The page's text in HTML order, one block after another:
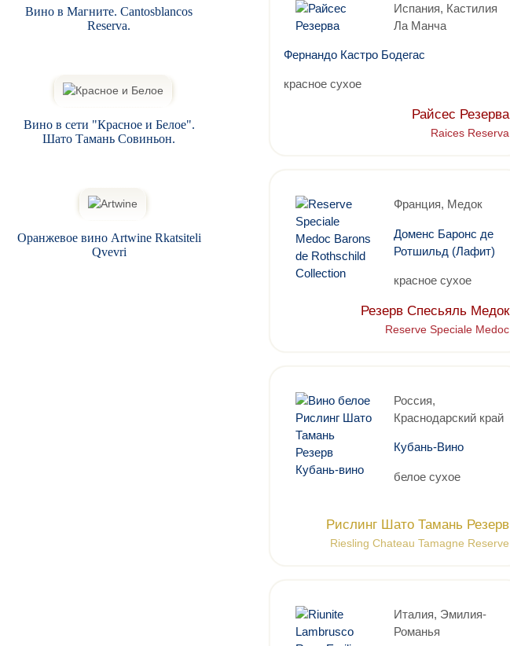
Испания, Кастилия
Ла Манча
Фернандо Кастро Бодегас
красное сухое
Райсес Резерва
Raices Reserva
Франция, Медок
Доменс Баронс де
Ротшильд (Лафит)
красное сухое
Резерв Спесьяль Медок
Reserve Speciale Medoc
Россия,
Краснодарский край
Кубань-Вино
белое сухое
Рислинг Шато Тамань Резерв
Riesling Chateau Tamagne Reserve
Италия, Эмилия-
Романья
Вино в Магните. Cantosblancos
Reserva.
Вино в сети "Красное и Белое".
Шато Тамань Совиньон.
Оранжевое вино Artwine Rkatsiteli
Qvevri